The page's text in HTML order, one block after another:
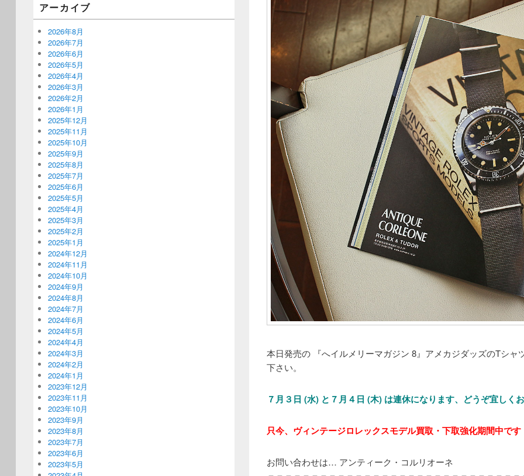
本日発売の 『へイルメリーマガジン 8』アメカジダッズのTシ
下さい。
７ 月３日 (水) と７月４日 (木) は連休になります、どうぞ宜しく
只今、ヴィンテージロレックスモデル買取・下取強化期間中です
お問い合わせは… アンティーク・コルリオーネ
アーカイブ
2026年8月
2026年7月
2026年6月
2026年5月
2026年4月
2026年3月
2026年2月
2026年1月
2025年12月
2025年11月
2025年10月
2025年9月
2025年8月
2025年7月
2025年6月
2025年5月
2025年4月
2025年3月
2025年2月
2025年1月
2024年12月
2024年11月
2024年10月
2024年9月
2024年8月
2024年7月
2024年6月
2024年5月
2024年4月
2024年3月
2024年2月
2024年1月
2023年12月
2023年11月
2023年10月
2023年9月
2023年8月
2023年7月
2023年6月
2023年5月